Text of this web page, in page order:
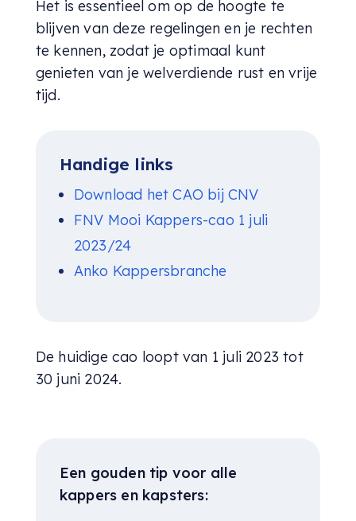
Het is essentieel om op de hoogte te
blijven van deze regelingen en je rechten
te kennen, zodat je optimaal kunt
genieten van je welverdiende rust en vrije
tijd.
Handige links
Download het CAO bij CNV
FNV Mooi Kappers-cao 1 juli
2023/24
Anko Kappersbranche
De huidige cao loopt van 1 juli 2023 tot
30 juni 2024.
Een gouden tip voor alle
kappers en kapsters: